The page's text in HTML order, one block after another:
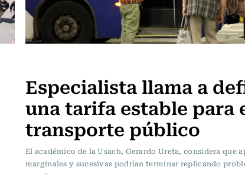
Especialista llama a
una tarifa estable para
transporte público
El académico de la Usach, Gerardo Ureta, considera que
marginales y sucesivas podrían terminar replicando